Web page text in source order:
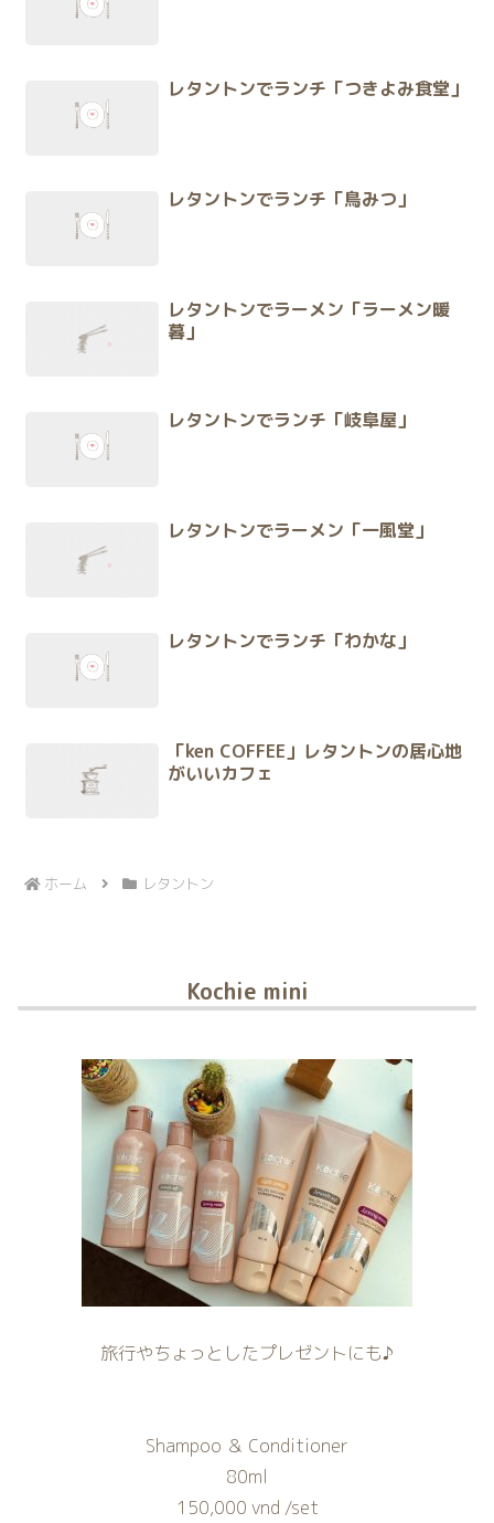
レタントンでランチ「つきよみ食堂」
レタントンでランチ「鳥みつ」
レタントンでラーメン「ラーメン暖
暮」
レタントンでランチ「岐阜屋」
レタントンでラーメン「一風堂」
レタントンでランチ「わかな」
「ken COFFEE」レタントンの居心地
がいいカフェ
ホーム レタントン
Kochie mini
旅行やちょっとしたプレゼントにも♪
Shampoo ＆ Conditioner
80ml
150,000 vnd /set